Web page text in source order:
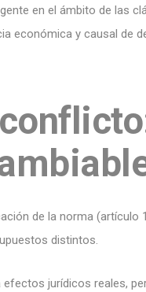
en el ámbito de las
económica y causal de
de la norma (artículo
distintos.
efectos jurídicos reales,